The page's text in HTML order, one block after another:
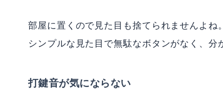
部屋に置くので見た目も捨てられませんよね。
シンプルな見た目で無駄なボタンがなく、分
打鍵音が気にならない